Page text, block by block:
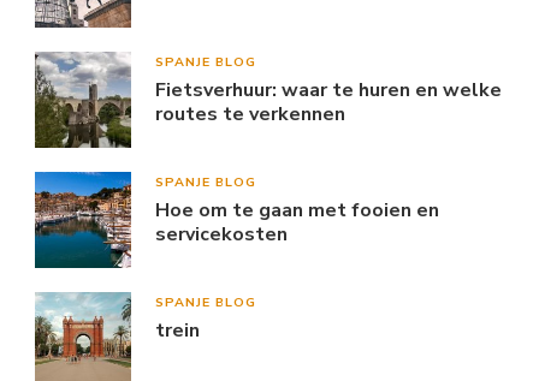
SPANJE BLOG
Fietsverhuur: waar te huren en welke
routes te verkennen
SPANJE BLOG
Hoe om te gaan met fooien en
servicekosten
SPANJE BLOG
trein